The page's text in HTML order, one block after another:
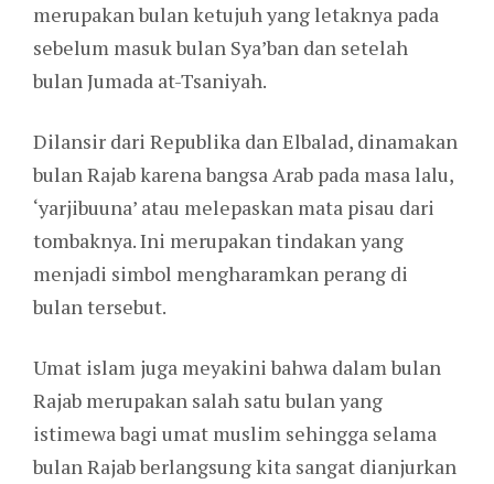
merupakan bulan ketujuh yang letaknya pada
sebelum masuk bulan Sya’ban dan setelah
bulan Jumada at-Tsaniyah.
Dilansir dari Republika dan Elbalad, dinamakan
bulan Rajab karena bangsa Arab pada masa lalu,
‘yarjibuuna’ atau melepaskan mata pisau dari
tombaknya. Ini merupakan tindakan yang
menjadi simbol mengharamkan perang di
bulan tersebut.
Umat islam juga meyakini bahwa dalam bulan
Rajab merupakan salah satu bulan yang
istimewa bagi umat muslim sehingga selama
bulan Rajab berlangsung kita sangat dianjurkan